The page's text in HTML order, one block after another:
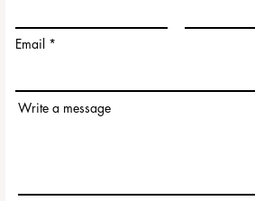
Email
Write a message